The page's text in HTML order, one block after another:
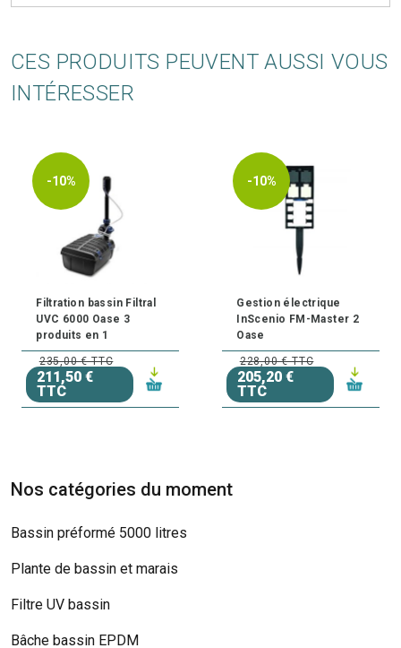
CES PRODUITS PEUVENT AUSSI VOUS
INTÉRESSER
-10%
Filtration bassin Filtral
UVC 6000 Oase 3
produits en 1
235,00 € TTC
211,50 €
TTC
-10%
Gestion électrique
InScenio FM-Master 2
Oase
228,00 € TTC
205,20 €
TTC
Nos catégories du moment
Bassin préformé 5000 litres
Plante de bassin et marais
Filtre UV bassin
Bâche bassin EPDM